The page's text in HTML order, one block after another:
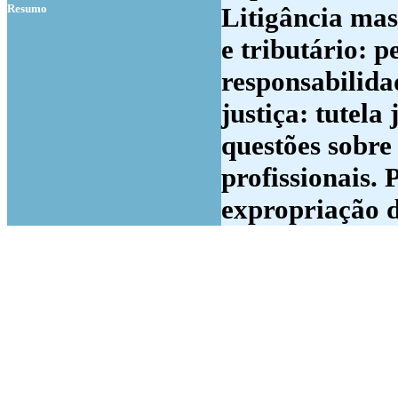
Resumo
Litigância
e tributário:
justiça: tutela
questões
profissionais.
expropriação